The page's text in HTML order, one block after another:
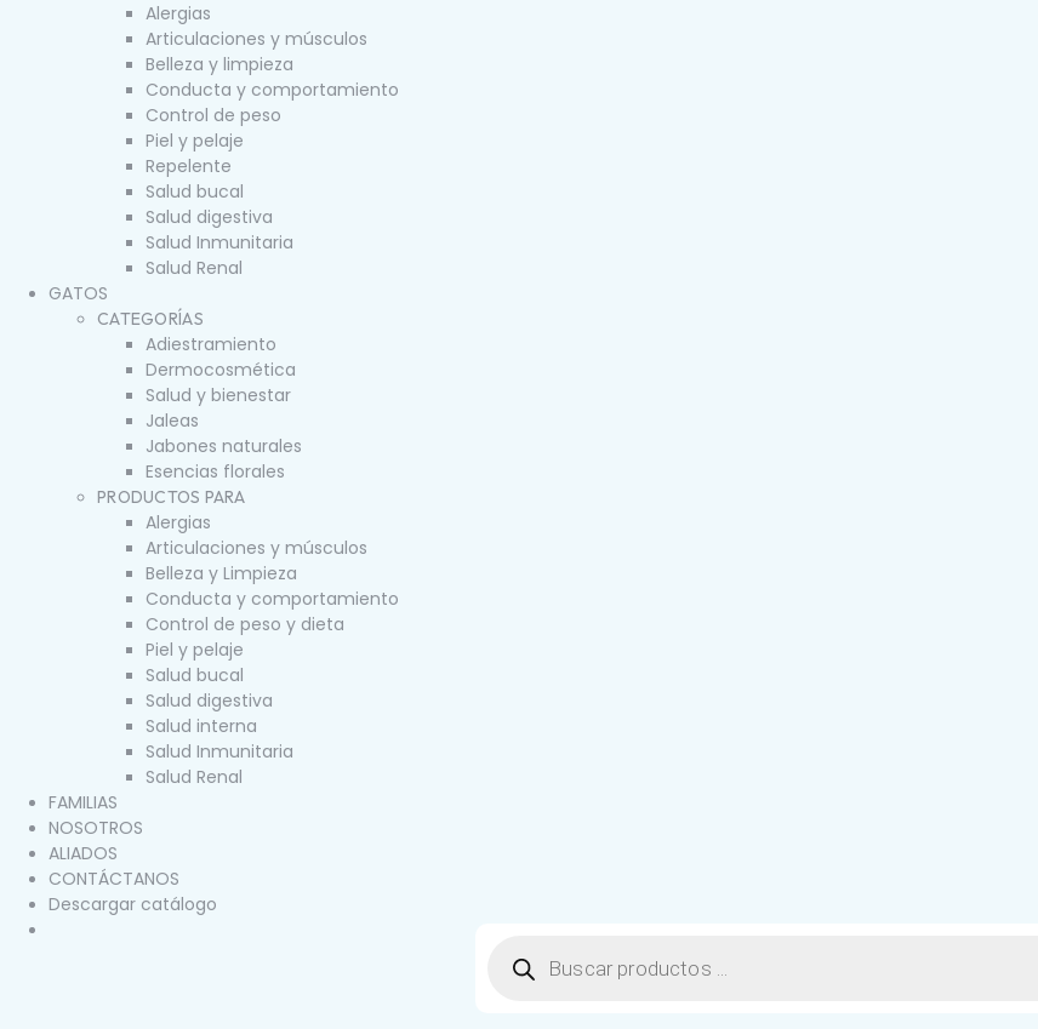
Alergias
Articulaciones y músculos
Belleza y limpieza
Conducta y comportamiento
Control de peso
Piel y pelaje
Repelente
Salud bucal
Salud digestiva
Salud Inmunitaria
Salud Renal
GATOS
CATEGORÍAS
Adiestramiento
Dermocosmética
Salud y bienestar
Jaleas
Jabones naturales
Esencias florales
PRODUCTOS PARA
Alergias
Articulaciones y músculos
Belleza y Limpieza
Conducta y comportamiento
Control de peso y dieta
Piel y pelaje
Salud bucal
Salud digestiva
Salud interna
Salud Inmunitaria
Salud Renal
FAMILIAS
NOSOTROS
ALIADOS
CONTÁCTANOS
Descargar catálogo